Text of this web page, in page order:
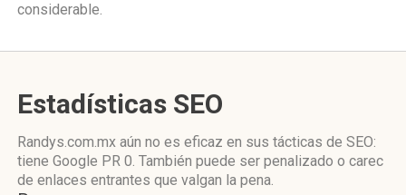
considerable.
Estadísticas SEO
Randys.com.mx aún no es eficaz en sus tácticas de SEO:
tiene Google PR 0. También puede ser penalizado o carec
de enlaces entrantes que valgan la pena.